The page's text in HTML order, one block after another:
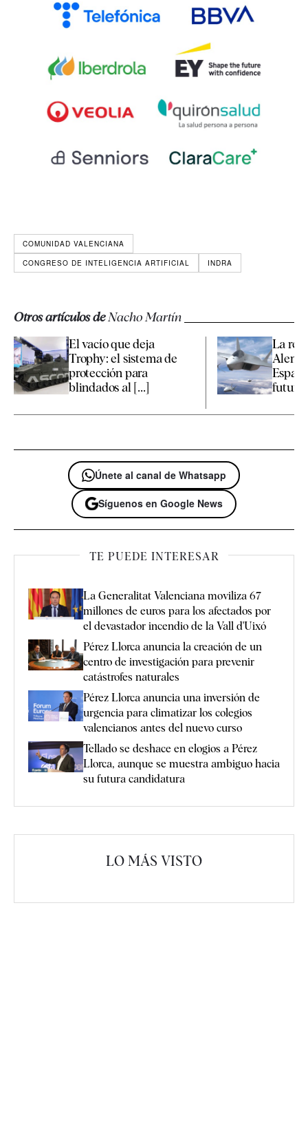
COMUNIDAD VALENCIANA
CONGRESO DE INTELIGENCIA ARTIFICIAL
INDRA
Otros artículos deNacho Martín
El vacío que deja
Trophy: el sistema de
protección para
blindados al [...]
La
futuro
Únete al canal de Whatsapp
Síguenos en Google News
TE PUEDE INTERESAR
La Generalitat Valenciana moviliza 67
millones de euros para los afectados por
el devastador incendio de la Vall d'Uixó
Pérez Llorca anuncia la creación de un
centro de investigación para prevenir
catástrofes naturales
Pérez Llorca anuncia una inversión de
urgencia para climatizar los colegios
valencianos antes del nuevo curso
Tellado se deshace en elogios a Pérez
Llorca, aunque se muestra ambiguo hacia
su futura candidatura
LO MÁS VISTO